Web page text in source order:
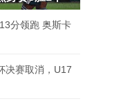
分领跑 奥斯卡
决赛取消，U17